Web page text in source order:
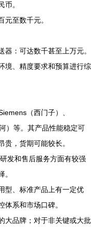
。
至数千元。
：可达数千甚至上万元。
境、精度要求和预算进行综
（西门子）、
）等。其产品性能稳定可
，货期可能较长。
发和售后服务方面有较强
型、标准产品上有一定优
系和市场口碑。
大品牌；对于非关键或大批